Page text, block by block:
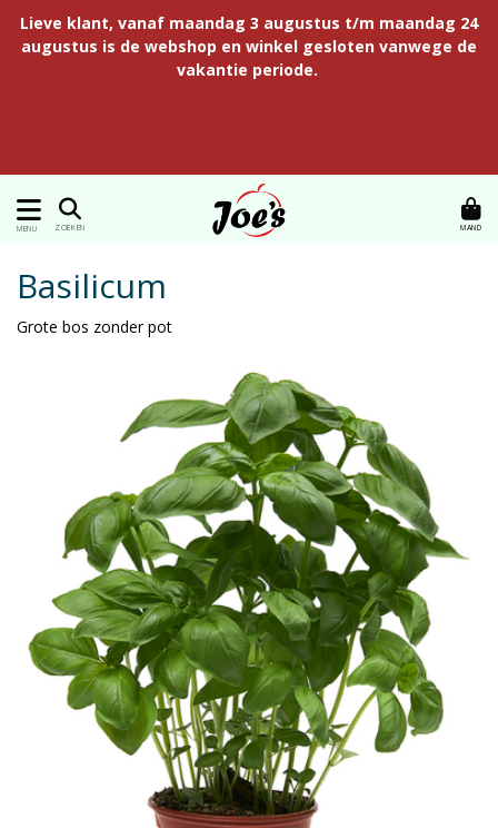
Lieve klant, vanaf maandag 3 augustus t/m maandag 24
augustus is de webshop en winkel gesloten vanwege de
vakantie periode.
MENU ZOEKEN MAND
Basilicum
Grote bos zonder pot